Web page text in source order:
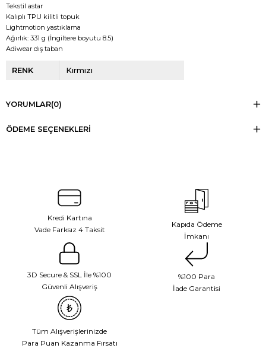
Tekstil astar
Kalıplı TPU kilitli topuk
Lightmotion yastıklama
Ağırlık: 331 g (İngiltere boyutu 8.5)
Adiwear dış taban
RENK Kırmızı
YORUMLAR(0)
ÖDEME SEÇENEKLERI
Kredi Kartına
Vade Farksız 4 Taksit
Kapıda Ödeme
İmkanı
3D Secure & SSL İle %100
Güvenli Alışveriş
%100 Para
İade Garantisi
Tüm Alışverişlerinizde
Para Puan Kazanma Fırsatı